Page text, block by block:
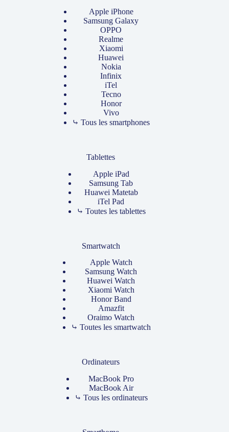
Apple iPhone
Samsung Galaxy
OPPO
Realme
Xiaomi
Huawei
Nokia
Infinix
iTel
Tecno
Honor
Vivo
⤷ Tous les smartphones
Tablettes
Apple iPad
Samsung Tab
Huawei Matetab
iTel Pad
⤷ Toutes les tablettes
Smartwatch
Apple Watch
Samsung Watch
Huawei Watch
Xiaomi Watch
Honor Band
Amazfit
Oraimo Watch
⤷ Toutes les smartwatch
Ordinateurs
MacBook Pro
MacBook Air
⤷ Tous les ordinateurs